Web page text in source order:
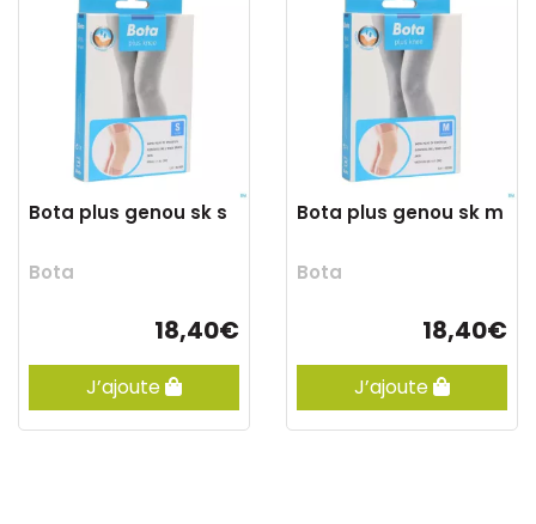
Bota plus genou sk s
Bota
18,40€
J’ajoute
Bota plus genou sk m
Bota
18,40€
J’ajoute